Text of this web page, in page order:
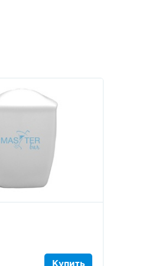
Купить